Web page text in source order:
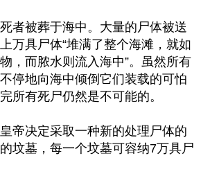
者被葬于海中。大量的尸体被送
万具尸体“堆满了整个海滩，就如
，而脓水则流入海中”。虽然所有
停地向海中倾倒它们装载的可怕
所有死尸仍然是不可能的。
帝决定采取一种新的处理尸体的
坟墓，每一个坟墓可容纳7万具尸